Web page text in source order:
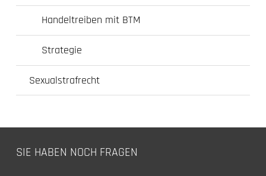
Handeltreiben mit BTM
Strategie
Sexualstrafrecht
SIE HABEN NOCH FRAGEN